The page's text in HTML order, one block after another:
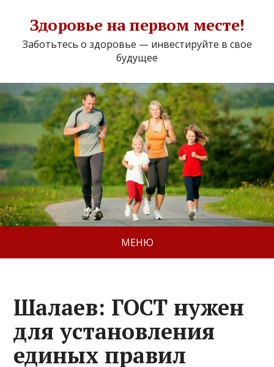
Здоровье на первом месте!
Заботьтесь о здоровье — инвестируйте в свое
будущее
МЕНЮ
Шалаев: ГОСТ нужен
для установления
единых правил